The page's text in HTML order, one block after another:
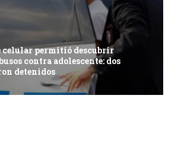
celular permitió descubrir
contra adolescente: dos
detenidos